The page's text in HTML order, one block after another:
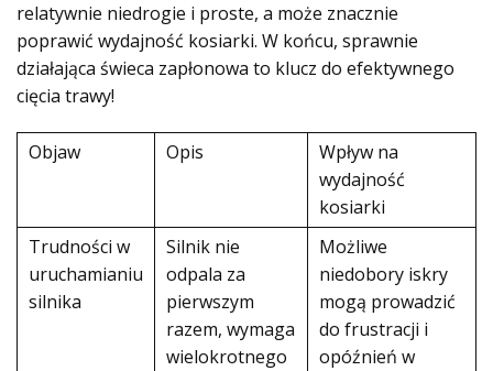
relatywnie niedrogie i proste, a może znacznie
poprawić wydajność kosiarki. W końcu, sprawnie
działająca świeca zapłonowa to klucz do efektywnego
cięcia trawy!
Objaw Opis
Wpływ na
wydajność
kosiarki
Trudności w
uruchamianiu
silnika
Silnik nie
odpala za
pierwszym
razem, wymaga
wielokrotnego
Możliwe
niedobory iskry
mogą prowadzić
do frustracji i
opóźnień w